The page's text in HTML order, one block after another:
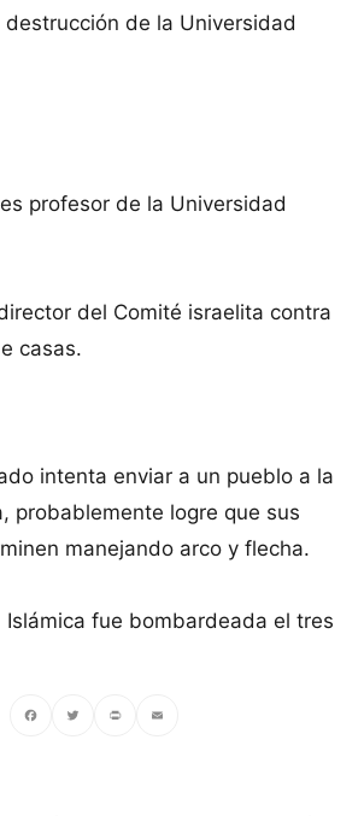
de la Universidad
profesor de la Universidad
del Comité israelita contra
casas.
intenta enviar a un pueblo a la
probablemente logre que sus
manejando arco y flecha.
Islámica fue bombardeada el tres